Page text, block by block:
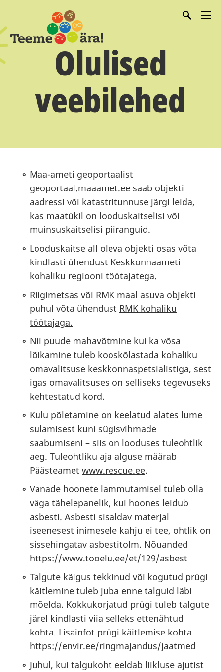
Olulised
veebilehed
Maa-ameti geoportaalist
geoportaal.maaamet.ee saab objekti
aadressi või katastritunnuse järgi leida,
kas maatükil on looduskaitselisi või
muinsuskaitselisi piiranguid.
Looduskaitse all oleva objekti osas võta
kindlasti ühendust Keskkonnaameti
kohaliku regiooni töötajatega.
Riigimetsas või RMK maal asuva objekti
puhul võta ühendust RMK kohaliku
töötajaga.
Nii puude mahavõtmine kui ka võsa
lõikamine tuleb kooskõlastada kohaliku
omavalitsuse keskkonnaspetsialistiga, sest
igas omavalitsuses on selliseks tegevuseks
kehtestatud kord.
Kulu põletamine on keelatud alates lume
sulamisest kuni sügisvihmade
saabumiseni – siis on looduses tuleohtlik
aeg. Tuleohtliku aja alguse määrab
Päästeamet www.rescue.ee.
Vanade hoonete lammutamisel tuleb olla
väga tähelepanelik, kui hoones leidub
asbesti. Asbesti sisaldav materjal
iseenesest inimesele kahju ei tee, ohtlik on
sissehingatav asbestitolm. Nõuanded
https://www.tooelu.ee/et/129/asbest
Talgute käigus tekkinud või kogutud prügi
käitlemine tuleb juba enne talguid läbi
mõelda. Kokkukorjatud prügi tuleb talgute
järel kindlasti viia selleks ettenähtud
kohta. Lisainfot prügi käitlemise kohta
https://envir.ee/ringmajandus/jaatmed
Juhul, kui talgukoht eeldab liikluse ajutist